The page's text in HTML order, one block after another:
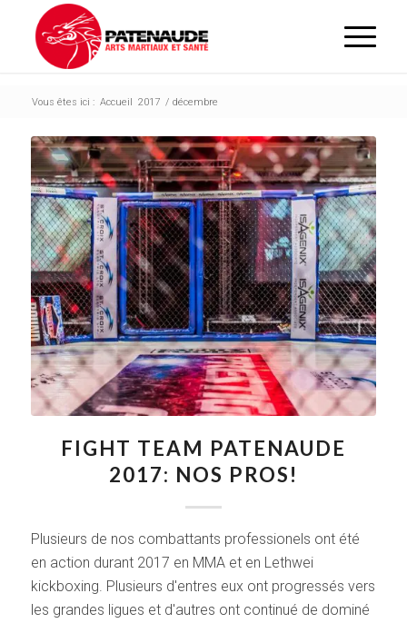
Vous êtes ici : Accueil 2017 / décembre
FIGHT TEAM PATENAUDE
2017: NOS PROS!
Plusieurs de nos combattants professionels ont été
en action durant 2017 en MMA et en Lethwei
kickboxing. Plusieurs d'entres eux ont progressés vers
les grandes ligues et d'autres ont continué de dominé